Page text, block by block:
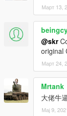
Март 13,
@skr
original
Март 24,
Mrtank
大佬牛
Мај 9,